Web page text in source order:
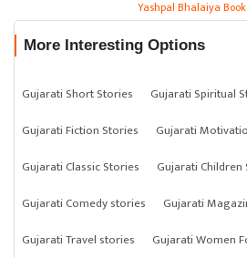
Yashpal Bhalaiya
More Interesting Options
Gujarati Short Stories
Gujarati Spiritual
Gujarati Fiction Stories
Gujarati
Gujarati Classic Stories
Gujarati Children
Gujarati Comedy stories
Gujarati
Gujarati Travel stories
Gujarati Women